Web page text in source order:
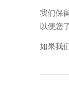
我们保
以便您
如果我